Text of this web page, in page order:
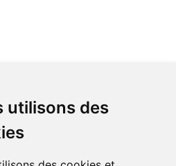
utilisons des
votre commande à Amiens
(Fachon) ou recevez-là rapidement